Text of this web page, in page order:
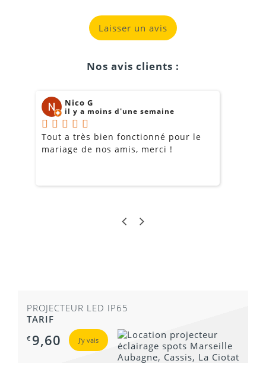
Laisser un avis
Nos avis clients :
Nico G
il y a moins d'une semaine
Tout a très bien fonctionné pour le
mariage de nos amis, merci !
PROJECTEUR LED IP65
TARIF
€ 9,60 J'y vais